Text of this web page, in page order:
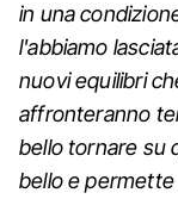
in una
l'abbiamo
nuovi equilibri
affronteranno
bello tornare su
bello e